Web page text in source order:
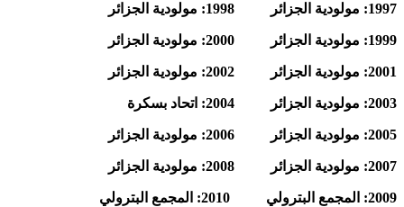
1997: مولودية الجزائر 1998: مولودية الجزائر
1999: مولودية الجزائر 2000: مولودية الجزائر
2001: مولودية الجزائر 2002: مولودية الجزائر
2003: مولودية الجزائر 2004: اتحاد بسكرة
2005: مولودية الجزائر 2006: مولودية الجزائر
2007: مولودية الجزائر 2008: مولودية الجزائر
2009: المجمع البترولي 2010: المجمع البترولي